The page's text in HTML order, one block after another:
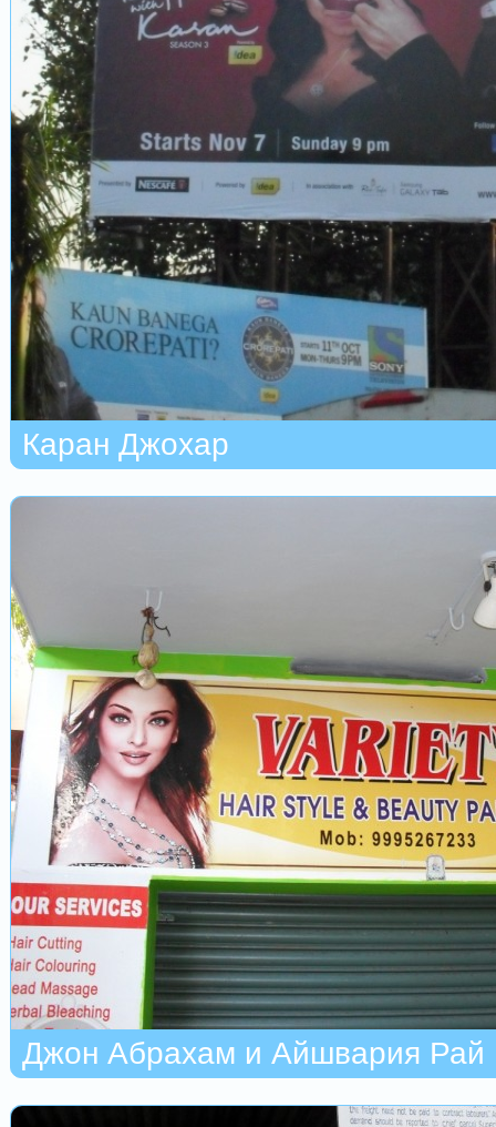
Каран Джохар
Джон Абрахам и Айшвария Рай